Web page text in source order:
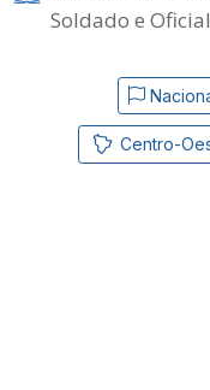
Soldado e
Centro-